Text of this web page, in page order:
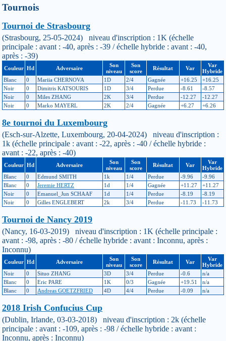
Tournois
Tournoi de Strasbourg
(Strasbourg, 25-05-2024) niveau d'inscription : 1K (échelle
principale : avant : -40, après : -39 / échelle hybride : avant : -40,
après : -39)
Couleur Hd Adversaire
Son
niveau
Son
score
Résultat Var
Var
Hybride
Blanc
0 Mariia CHERNOVA 1D 2/4 Gagnée +16.25
+16.25
Noir
0 Dimitris KATSOURIS 1D 3/4 Perdue -8.61
-8.57
Noir
0 Miles ZHANG 2K 3/4 Perdue -12.27
-12.27
Noir
0 Marko MAYERL 2K 2/4 Gagnée +6.27 +6.26
8e tournoi du Luxembourg
(Esch-sur-Alzette, Luxembourg, 20-04-2024) niveau d'inscription :
1k (échelle principale : avant : -22, après : -40 / échelle hybride :
avant : -22, après : -40)
Couleur Hd Adversaire
Son
niveau
Son
score
Résultat Var
Var
Hybride
Blanc
0 Edmund SMITH 1k 1/4 Perdue -9.96
-9.96
Blanc
0 Jeremie HERTZ 1d 1/4 Gagnée +11.27
+11.27
Noir
0 Emanuel_Jun SCHAAF 1d 1/4 Perdue -8.19
-8.19
Noir
0 Gilles ENGLEBERT 2k 3/4 Perdue -11.73 -11.73
Tournoi de Nancy 2019
(Nancy, 16-03-2019) niveau d'inscription : 1K (échelle principale :
avant : -98, après : -80 / échelle hybride : avant : Inconnu, après :
Inconnu)
Couleur Hd Adversaire
Son
niveau
Son
score
Résultat Var
Var
Hybride
Noir
0 Situo ZHANG 3D 3/4 Perdue -0.6
n/a
Blanc
0 Eric PARE 1K 0/3 Gagnée +19.51
n/a
Blanc
0 Andreas GOETZFRIED 4D 4/4 Perdue -0.09 n/a
2018 Irish Confucius Cup
(Dublin, Irlande, 03-03-2018) niveau d'inscription : 2k (échelle
principale : avant : -109, après : -98 / échelle hybride : avant :
Inconnu, après : Inconnu)